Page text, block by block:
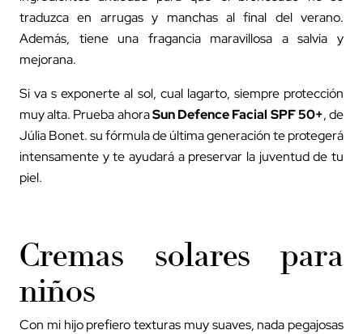
traduzca en arrugas y manchas al final del verano.
Además, tiene una fragancia maravillosa a salvia y
mejorana.
Si va s exponerte al sol, cual lagarto, siempre protección
muy alta. Prueba ahoraSun Defence Facial SPF 50+, de
Júlia Bonet. su fórmula de última generación te protegerá
intensamente y te ayudará a preservar la juventud de tu
piel.
Cremas solares para
niños
Con mi hijo prefiero texturas muy suaves, nada pegajosas